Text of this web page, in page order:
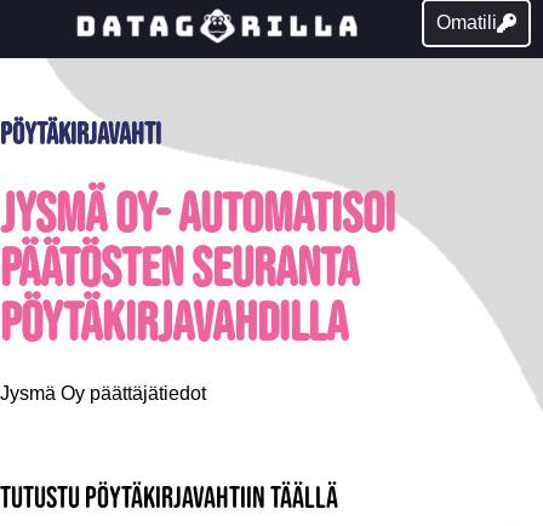
Omatili
Pöytäkirjavahti
Jysmä Oy- Automatisoi
päätösten seuranta
pöytäkirjavahdilla
Jysmä Oy päättäjätiedot
Tutustu pöytäkirjavahtiin täällä